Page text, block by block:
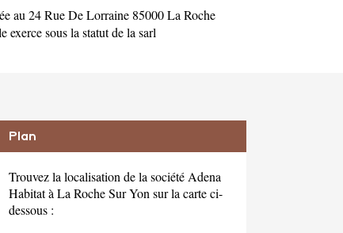
au 24 Rue De Lorraine 85000 La Roche
sous la statut de la sarl
Plan
Trouvez la localisation de la société Adena
Habitat à La Roche Sur Yon sur la carte ci-
dessous :